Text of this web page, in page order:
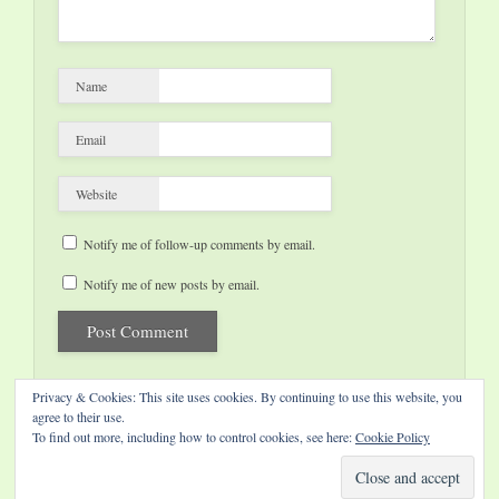
Name
Email
Website
Notify me of follow-up comments by email.
Notify me of new posts by email.
Privacy & Cookies: This site uses cookies. By continuing to use this website, you
agree to their use.
To find out more, including how to control cookies, see here:Cookie Policy